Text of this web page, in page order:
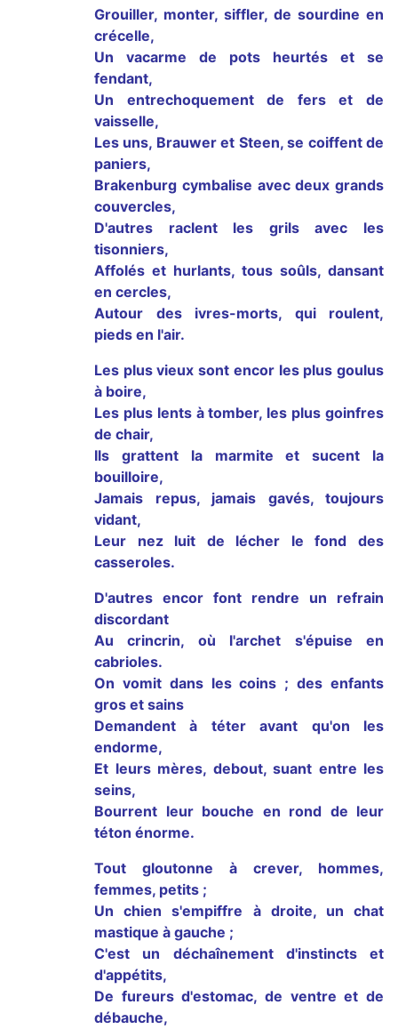
Grouiller, monter, siffler, de sourdine en
crécelle,
Un vacarme de pots heurtés et se
fendant,
Un entrechoquement de fers et de
vaisselle,
Les uns, Brauwer et Steen, se coiffent de
paniers,
Brakenburg cymbalise avec deux grands
couvercles,
D'autres raclent les grils avec les
tisonniers,
Affolés et hurlants, tous soûls, dansant
en cercles,
Autour des ivres-morts, qui roulent,
pieds en l'air.
Les plus vieux sont encor les plus goulus
à boire,
Les plus lents à tomber, les plus goinfres
de chair,
Ils grattent la marmite et sucent la
bouilloire,
Jamais repus, jamais gavés, toujours
vidant,
Leur nez luit de lécher le fond des
casseroles.
D'autres encor font rendre un refrain
discordant
Au crincrin, où l'archet s'épuise en
cabrioles.
On vomit dans les coins ; des enfants
gros et sains
Demandent à téter avant qu'on les
endorme,
Et leurs mères, debout, suant entre les
seins,
Bourrent leur bouche en rond de leur
téton énorme.
Tout gloutonne à crever, hommes,
femmes, petits ;
Un chien s'empiffre à droite, un chat
mastique à gauche ;
C'est un déchaînement d'instincts et
d'appétits,
De fureurs d'estomac, de ventre et de
débauche,